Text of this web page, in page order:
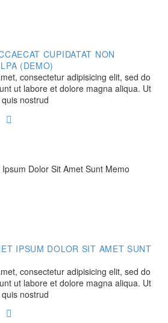
CUPIDATAT NON
(DEMO)
consectetur adipisicing elit, sed do
ut labore et dolore magna aliqua. Ut
nostrud
IPSUM DOLOR SIT AMET SUNT
consectetur adipisicing elit, sed do
ut labore et dolore magna aliqua. Ut
nostrud